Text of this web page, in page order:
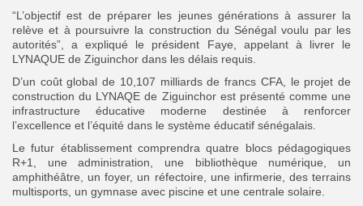
“L’objectif est de préparer les jeunes générations à assurer la
relève et à poursuivre la construction du Sénégal voulu par les
autorités”, a expliqué le président Faye, appelant à livrer le
LYNAQUE de Ziguinchor dans les délais requis.
D’un coût global de 10,107 milliards de francs CFA, le projet de
construction du LYNAQE de Ziguinchor est présenté comme une
infrastructure éducative moderne destinée à renforcer
l’excellence et l’équité dans le système éducatif sénégalais.
Le futur établissement comprendra quatre blocs pédagogiques
R+1, une administration, une bibliothèque numérique, un
amphithéâtre, un foyer, un réfectoire, une infirmerie, des terrains
multisports, un gymnase avec piscine et une centrale solaire.